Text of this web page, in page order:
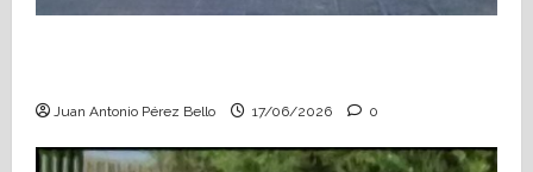
Juan Antonio Pérez Bello 17/06/2026 0